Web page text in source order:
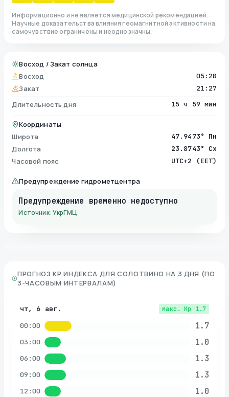
Информационно и не является медицинской рекомендацией.
Научные доказательства влияния геомагнитной активности на
самочувствие ограничены и неоднозначны.
Восход / Закат солнца
Восход
05:28
Закат 21:27
Длительность дня 15 ч 59 мин
Координаты
Широта
47.9473° Пн
Долгота 23.8743° Сх
Часовой пояс UTC+2 (EET)
Предупреждение гидрометцентра
Предупреждение временно недоступно
Источник: УкрГМЦ
ПРОГНОЗ KP ИНДЕКСА ДЛЯ СОЛОТВИНО НА 3 ДНЯ (ПО
3-ЧАСОВЫМ ИНТЕРВАЛАМ)
чт, 6 авг. макс. Kp 1.7
00:00 1.7
03:00 1.0
06:00 1.3
09:00 1.3
12:00 1.0